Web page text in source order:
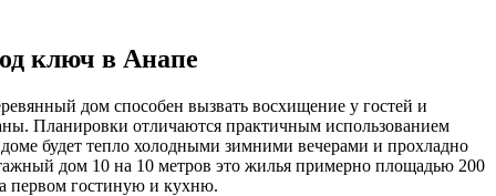
ключ в Анапе
дом способен вызвать восхищение у гостей и
Планировки отличаются практичным использованием
будет тепло холодными зимними вечерами и прохладно
дом 10 на 10 метров это жилья примерно площадью 200
первом гостиную и кухню.